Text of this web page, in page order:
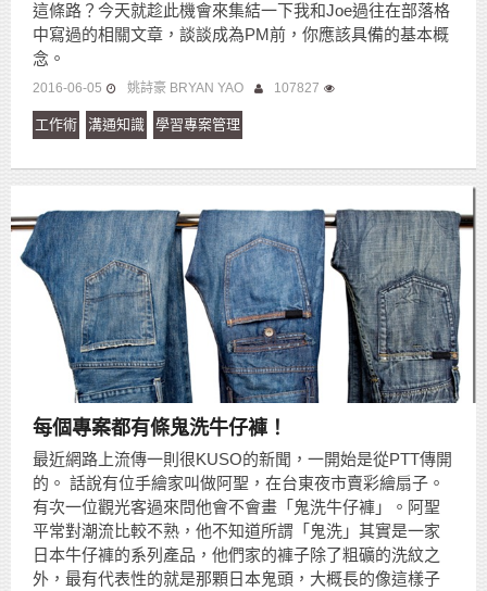
這條路？今天就趁此機會來集結一下我和Joe過往在部落格
中寫過的相關文章，談談成為PM前，你應該具備的基本概
念。
2016-06-05 姚詩豪 BRYAN YAO 107827
工作術 溝通知識 學習專案管理
每個專案都有條鬼洗牛仔褲！
最近網路上流傳一則很KUSO的新聞，一開始是從PTT傳開
的。 話說有位手繪家叫做阿聖，在台東夜市賣彩繪扇子。
有次一位觀光客過來問他會不會畫「鬼洗牛仔褲」。阿聖
平常對潮流比較不熟，他不知道所謂「鬼洗」其實是一家
日本牛仔褲的系列產品，他們家的褲子除了粗礦的洗紋之
外，最有代表性的就是那顆日本鬼頭，大概長的像這樣子